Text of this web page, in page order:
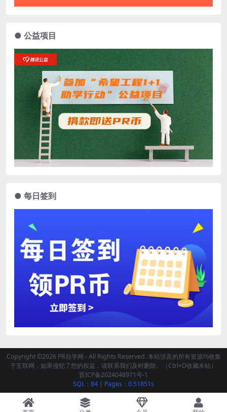
● 公益项目
● 每日签到
Copyright ©2026 PR自学网 - All Rights Reserved. 本站涉及的所有资源均收集
于互联网，如果侵犯了您的权益，请联系我们及时删除。（Ctrl+D收藏本站）
晋ICP备2024048971号-1
SQL：84 | Pages：0.51851s